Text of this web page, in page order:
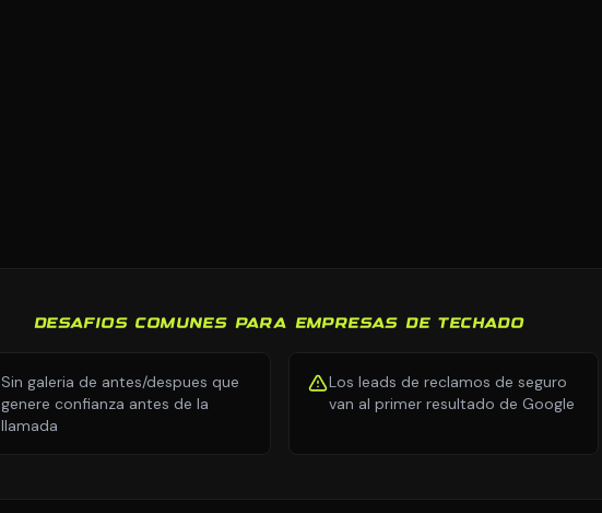
DESAFIOS COMUNES PARA EMPRESAS DE TECHADO
Sin galeria de antes/despues que
genere confianza antes de la
llamada
Los leads de reclamos de seguro
van al primer resultado de Google